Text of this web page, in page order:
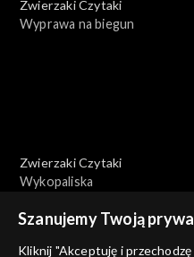
Zwierzaki Czytaki
Wyprawa na biegun
Zwierzaki Czytaki
Wykopaliska
Szanujemy Twoją
Kliknij "Akceptuję i